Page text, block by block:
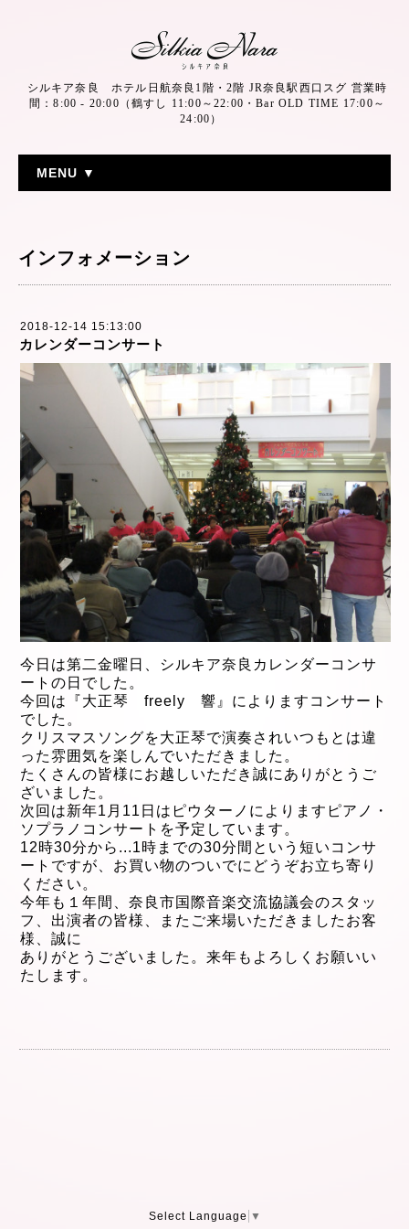
シルキア奈良 ホテル日航奈良1階・2階 JR奈良駅西口スグ 営業時
間：8:00 - 20:00（鶴すし 11:00～22:00・Bar OLD TIME 17:00～
24:00）
MENU ▼
インフォメーション
2018-12-14 15:13:00
カレンダーコンサート
今日は第二金曜日、シルキア奈良カレンダーコンサ
ートの日でした。
今回は『大正琴 freely 響』によりますコンサート
でした。
クリスマスソングを大正琴で演奏されいつもとは違
った雰囲気を楽しんでいただきました。
たくさんの皆様にお越しいただき 誠にありがとうご
ざいました。
次回は新年1月11 日はピウターノによりますピアノ・
ソプラノ コンサートを予定しています。
12時30分から ...1時までの30分間という短いコンサ
ートですが、 お買い物のついでにどうぞお立ち寄り
ください。
今年も１年間、奈良市国際音楽交流協議会のスタッ
フ、出演者の皆様、またご来場いただきましたお客
様、誠に
ありがとうございました。来年もよろしくお願いい
たします。
Select Language ▼